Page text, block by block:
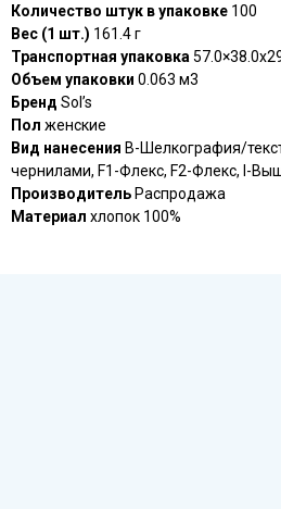
Количество штук в упаковке 100
Вес (1 шт.) 161.4 г
Транспортная упаковка
Объем упаковки 0.063 м3
Бренд Sol’s
Пол женские
Вид нанесения B-Шелкография/
чернилами, F1-Флекс, F2-Флекс, I-
Производитель Распродажа
Материал хлопок 100%